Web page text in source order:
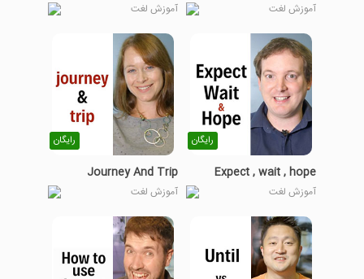
آموزش لغت آموزش لغت
رایگان
Expect , wait , hope
آموزش لغت
رایگان
Journey And Trip
آموزش لغت